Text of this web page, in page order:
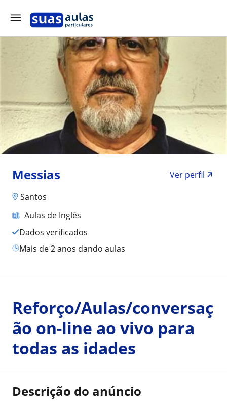
Messias
Ver perfil
Santos
Aulas de Inglês
Dados verificados
mais de 2 anos dando aulas
Reforço/Aulas/conversaç
ão on-line ao vivo para
todas as idades
Descrição do anúncio